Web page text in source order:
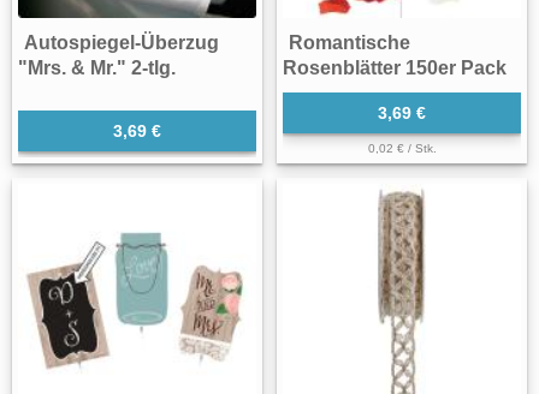
Autospiegel-Überzug
"Mrs. & Mr." 2-tlg.
3,69 €
Romantische
Rosenblätter 150er Pack
3,69 €
0,02 € / Stk.